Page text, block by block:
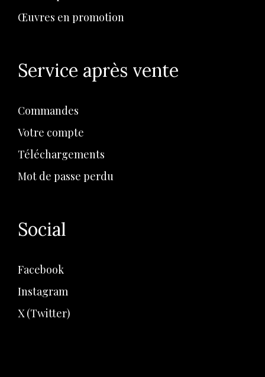
Œuvres en promotion
Service après vente
Commandes
Votre compte
Téléchargements
Mot de passe perdu
Social
Facebook
Instagram
X (Twitter)